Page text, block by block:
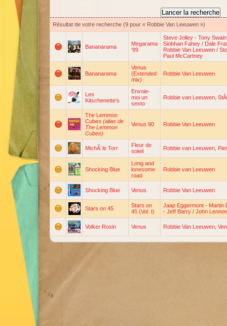
Résultat de votre recherche (9 pour « Robbie Van Leeuwen »)
Bananarama
Megarama
'89
Steve Jolley - Tony Swain
Siobhan Fahey / Dale
Robbie Van Leeuwen /
Paul McCartney
Bananarama
Venus
(Extended
mix)
Robbie Van Leeuwen
Les
Kitschenette's
Envoie-
moi un
sexto
Robbie van Leeuwen
The Lemmon
Cubes (alias de
The Lemmon
Cubes)
Venus 90 Robbie Van Leeuwen
MichÃ¨le Torr
Fleur de
soleil
Robbie van Leeuwen
Shocking Blue
Long and
lonesome
road
Robbie van Leeuwen
Shocking Blue Venus Robbie Van Leeuwen
Stars on 45
Stars on
45 (Vol. I)
Jaap Eggermont - Martin
- Jeff Barry / John Lennon
Volker Rosin Venus Robbie Van Leeuwen